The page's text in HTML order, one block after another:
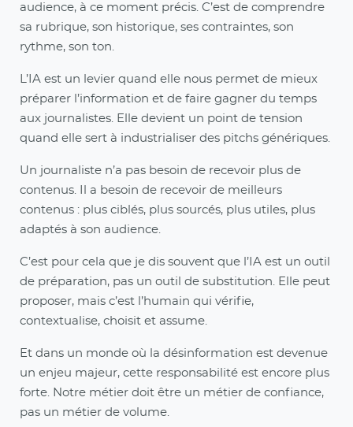
audience, à ce moment précis. C’est de comprendre
sa rubrique, son historique, ses contraintes, son
rythme, son ton.
L’IA est un levier quand elle nous permet de mieux
préparer l’information et de faire gagner du temps
aux journalistes. Elle devient un point de tension
quand elle sert à industrialiser des pitchs génériques.
Un journaliste n’a pas besoin de recevoir plus de
contenus. Il a besoin de recevoir de meilleurs
contenus : plus ciblés, plus sourcés, plus utiles, plus
adaptés à son audience.
C’est pour cela que je dis souvent que l’IA est un outil
de préparation, pas un outil de substitution. Elle peut
proposer, mais c’est l’humain qui vérifie,
contextualise, choisit et assume.
Et dans un monde où la désinformation est devenue
un enjeu majeur, cette responsabilité est encore plus
forte. Notre métier doit être un métier de confiance,
pas un métier de volume.